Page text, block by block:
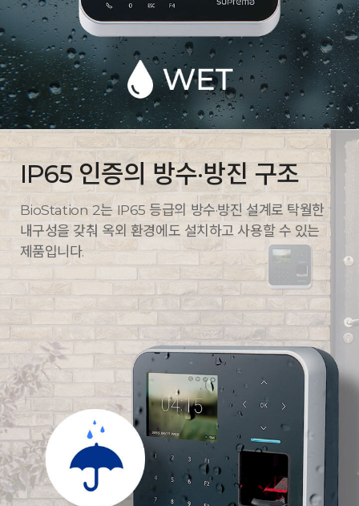
IP65 인증의 방수·방진 구조
BioStation 2는 IP65 등급의 방수·방진 설계로 탁월한
내구성을 갖춰 옥외 환경에도 설치하고 사용할 수 있는
제품입니다.